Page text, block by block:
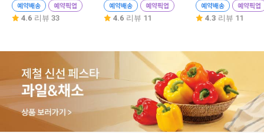
예약배송
예약픽업
4.6 리뷰 33
예약배송
예약픽업
4.6 리뷰 11
예약배송
예약픽업
4.3 리뷰 11